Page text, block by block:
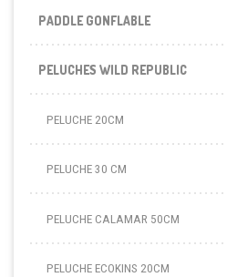
PADDLE GONFLABLE
PELUCHES WILD REPUBLIC
PELUCHE 20CM
PELUCHE 30 CM
PELUCHE CALAMAR 50CM
PELUCHE ECOKINS 20CM